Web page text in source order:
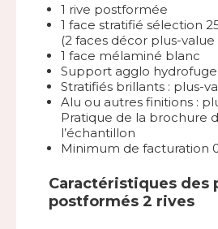
1 rive postformée
1 face stratifié sélection
(2 faces décor plus-value
1 face mélaminé blanc
Support agglo
Stratifiés brillants : plus-
Alu ou autres finitions :
Pratique de la brochure
l’échantillon
Minimum de facturation
Caractéristiques des
postformés 2 rives